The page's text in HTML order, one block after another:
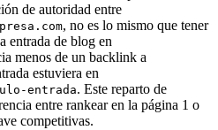
de autoridad entre
, no es lo mismo que tener
entrada de blog en
menos de un backlink a
estuviera en
entrada. Este reparto de
entre rankear en la página 1 o
competitivas.